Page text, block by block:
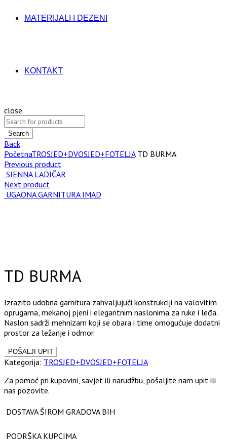
MATERIJALI I DEZENI
KONTAKT
close
Search
Back
PočetnaTROSJED+DVOSJED+FOTELJATD BURMA
Previous product
SIENNA LADIČAR
Next product
UGAONA GARNITURA IMAD
TD BURMA
Izrazito udobna garnitura zahvaljujući konstrukciji na valovitim
oprugama, mekanoj pjeni i elegantnim naslonima za ruke i leđa.
Naslon sadrži mehnizam koji se obara i time omogućuje dodatni
prostor za ležanje i odmor.
Kategorija: TROSJED+DVOSJED+FOTELJA
Za pomoć pri kupovini, savjet ili narudžbu, pošaljite nam upit ili
nas pozovite.
DOSTAVA ŠIROM GRADOVA BIH
PODRŠKA KUPCIMA